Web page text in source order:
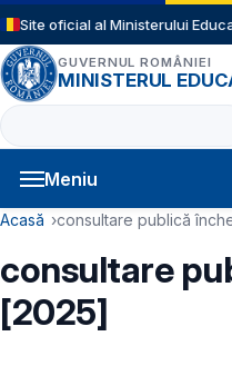
Sari la conținutul principal
Site oficial al Ministerului
GUVERNUL ROMÂNIEI
MINISTERUL
Caută
Meniu
Navigație
Cale de navigare
Acasă consultare publică
consultare
[2025]